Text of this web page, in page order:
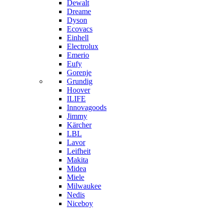
Dewalt
Dreame
Dyson
Ecovacs
Einhell
Electrolux
Emerio
Eufy
Gorenje
Grundig
Hoover
ILIFE
Innovagoods
Jimmy
Kärcher
LBL
Lavor
Leifheit
Makita
Midea
Miele
Milwaukee
Nedis
Niceboy